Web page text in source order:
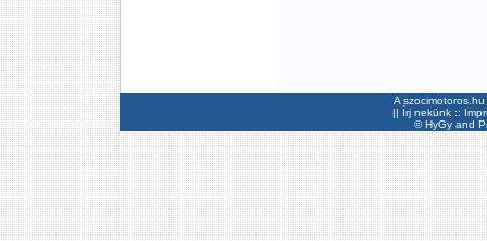
A
|| Írj nekünk ::
©HyGyand